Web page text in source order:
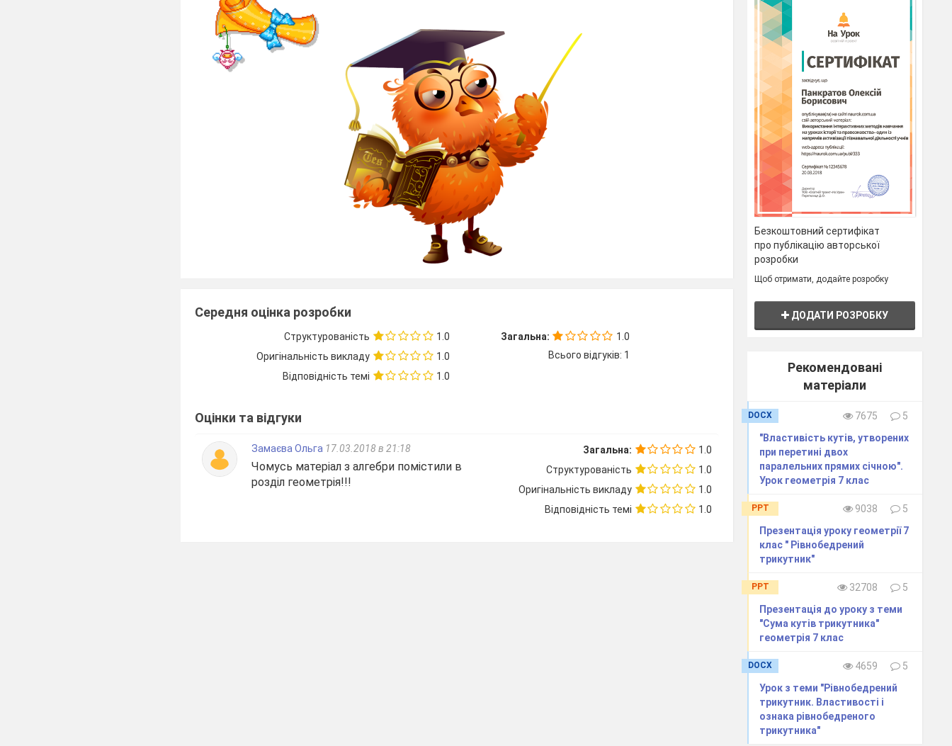
Доброго дня Вам!
Всіх я рада бачить Вас!
Середня оцінка розробки
Структурованість
1.0
Оригінальність викладу
1.0
Відповідність темі
1.0
Загальна:
1.0
Всього відгуків: 1
Оцінки та відгуки
Замаєва Ольга 17.03.2018 в 21:18
Чомусь матеріал з алгебри помістили в
розділ геометрія!!!
Загальна:
1.0
Структурованість
1.0
Оригінальність викладу
1.0
Відповідність темі
1.0
Безкоштовний сертифікат
про публікацію авторської
розробки
Щоб отримати, додайте розробку
ДОДАТИ РОЗРОБКУ
Рекомендовані
матеріали
DOCX 7675
5
"Властивість кутів, утворених
при перетині двох
паралельних прямих січною".
Урок геометрія 7 клас
PPT 9038
5
Презентація уроку геометрії 7
клас " Рівнобедрений
трикутник"
PPT 32708
5
Презентація до уроку з теми
"Сума кутів трикутника"
геометрія 7 клас
DOCX 4659
5
Урок з теми "Рівнобедрений
трикутник. Властивості і
ознака рівнобедреного
трикутника"